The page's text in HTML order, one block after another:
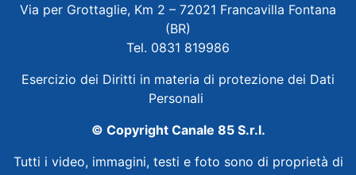
Via per Grottaglie, Km 2 – 72021 Francavilla Fontana
(BR)
Tel. 0831 819986
Esercizio dei Diritti in materia di protezione dei Dati
Personali
© Copyright Canale 85 S.r.l.
Tutti i video, immagini, testi e foto sono di proprietà di